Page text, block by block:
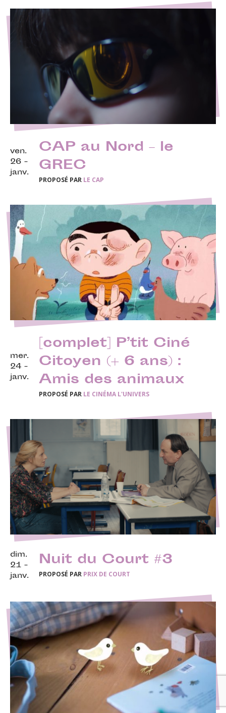
ven.
26 -
janv.
CAP au Nord – le
GREC
PROPOSÉ PAR LE CAP
mer.
24 -
janv.
[complet] P’tit Ciné
Citoyen (+ 6 ans) :
Amis des animaux
PROPOSÉ PAR LE CINÉMA L'UNIVERS
dim.
21 -
janv.
Nuit du Court #3
PROPOSÉ PAR PRIX DE COURT